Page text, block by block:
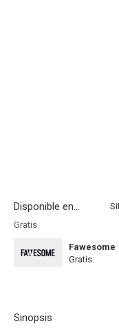
Disponible en...
Gratis
Fawesome
Gratis:
Sinopsis